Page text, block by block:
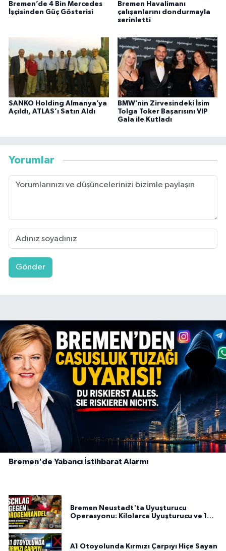
Bremen’de 4 Bin Mercedes
İşçisinden Güç Gösterisi
Bremen Havalimanı
çalışanlarını dondurmayla
serinletti
SANKO Holding Almanya’ya
Açıldı, ATLAS’ı Satın Aldı
BMW’nin Zirvesindeki İsim
Tolga Toker Başarısını VIP
Gala ile Kutladı
Yorumlar
Gönder
Bremen'de Yabancı İstihbarat Alarmı
Bremen Neustadt'ta Uyuşturucu
Operasyonu: Kilolarca Uyuşturucu ve 100
A1 Otoyolunda Kırmızı Çarpıyı Hiçe Sayan